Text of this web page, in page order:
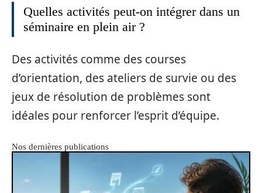
Quelles activités peut-on intégrer dans un
séminaire en plein air ?
Des activités comme des courses
d’orientation, des ateliers de survie ou des
jeux de résolution de problèmes sont
idéales pour renforcer l’esprit d’équipe.
Nos dernières publications